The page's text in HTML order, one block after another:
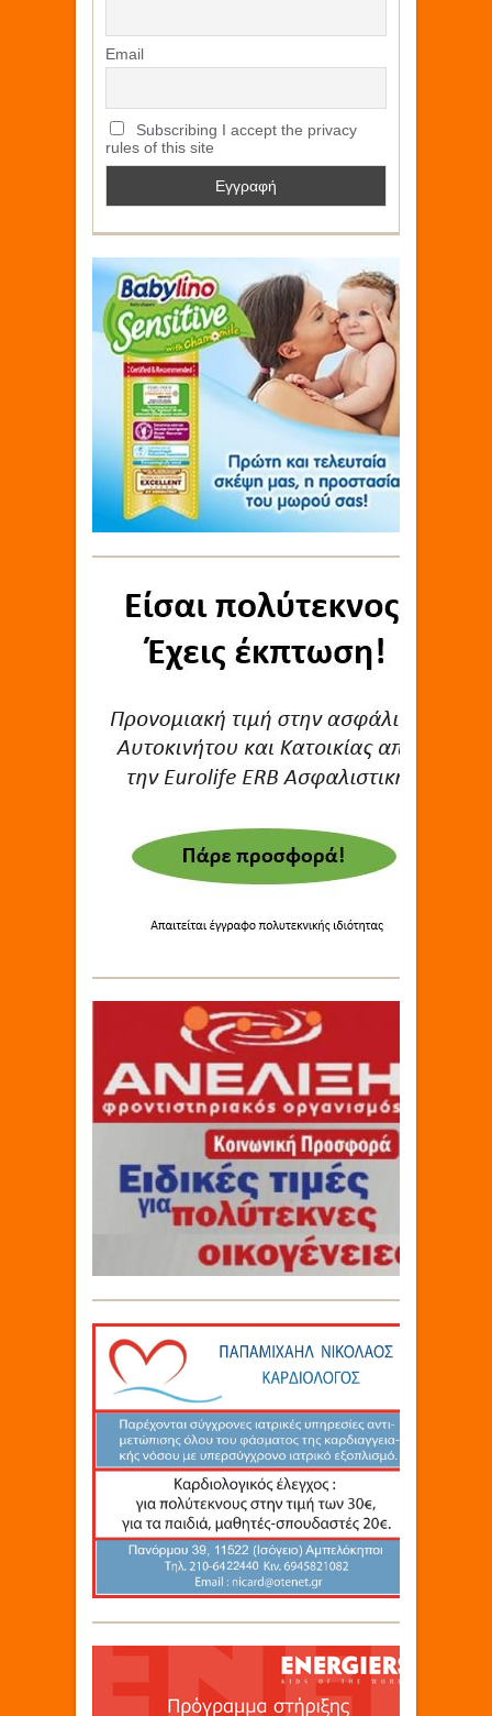
Email
Subscribing I accept the privacy
rules of this site